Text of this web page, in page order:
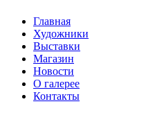
Главная
Художники
Выставки
Магазин
Новости
О галерее
Контакты